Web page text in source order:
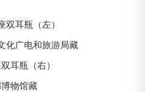
双耳瓶（左）
化广电和旅游局藏
耳瓶（右）
物馆藏